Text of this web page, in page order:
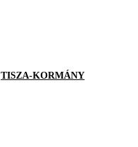
TISZA-KORMÁNY